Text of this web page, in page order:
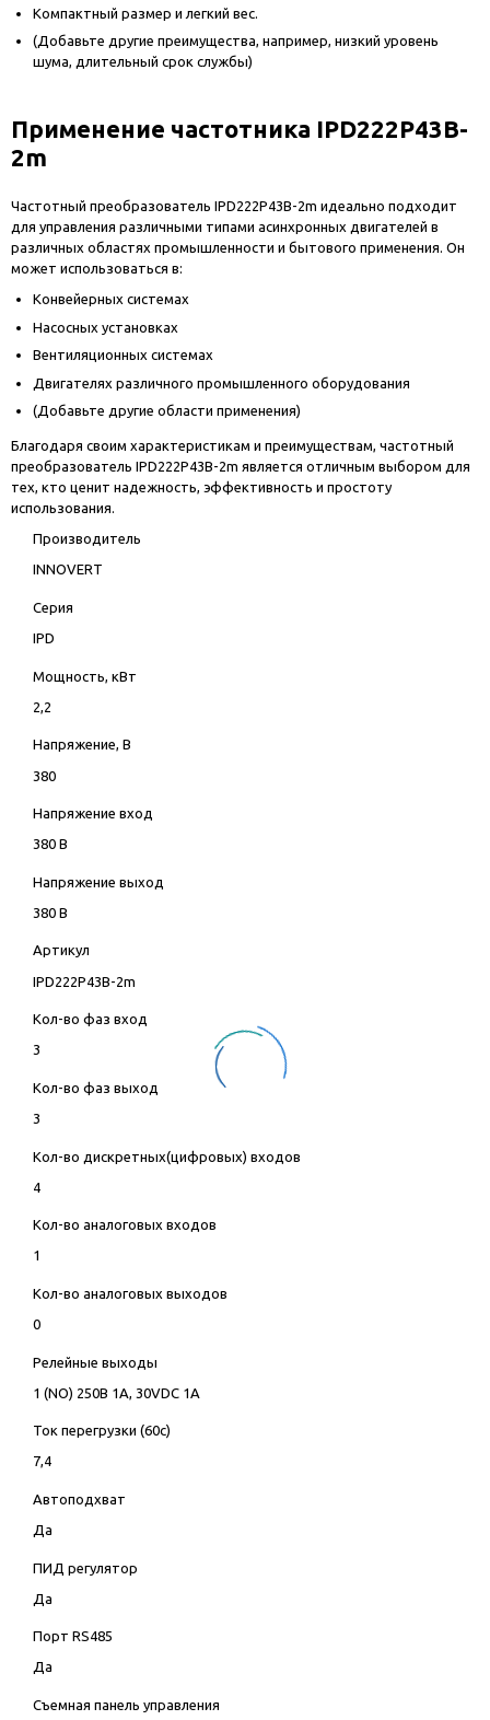
Компактный размер и легкий вес.
(Добавьте другие преимущества, например, низкий уровень
шума, длительный срок службы)
Применение частотника IPD222P43B-
2m
Частотный преобразователь IPD222P43B-2m идеально подходит
для управления различными типами асинхронных двигателей в
различных областях промышленности и бытового применения. Он
может использоваться в:
Конвейерных системах
Насосных установках
Вентиляционных системах
Двигателях различного промышленного оборудования
(Добавьте другие области применения)
Благодаря своим характеристикам и преимуществам, частотный
преобразователь IPD222P43B-2m является отличным выбором для
тех, кто ценит надежность, эффективность и простоту
использования.
Производитель
INNOVERT
Серия
IPD
Мощность, кВт
2,2
Напряжение, В
380
Напряжение вход
380 В
Напряжение выход
380 В
Артикул
IPD222P43B-2m
Кол-во фаз вход
3
Кол-во фаз выход
3
Кол-во дискретных(цифровых) входов
4
Кол-во аналоговых входов
1
Кол-во аналоговых выходов
0
Релейные выходы
1 (NO) 250В 1А, 30VDC 1А
Ток перегрузки (60с)
7,4
Автоподхват
Да
ПИД регулятор
Да
Порт RS485
Да
Съемная панель управления